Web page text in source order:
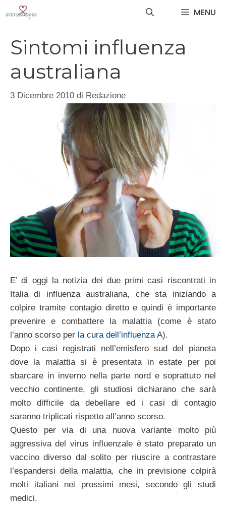
MENU
Sintomi influenza
australiana
3 Dicembre 2010 di Redazione
E’ di oggi la notizia dei due primi casi riscontrati in
Italia di influenza australiana, che sta iniziando a
colpire tramite contagio diretto e quindi è importante
prevenire e combattere la malattia (come è stato
l’anno scorso per la cura dell’influenza A).
Dopo i casi registrati nell’emisfero sud del pianeta
dove la malattia si è presentata in estate per poi
sbarcare in inverno nella parte nord e soprattuto nel
vecchio continente, gli studiosi dichiarano che sarà
molto difficile da debellare ed i casi di contagio
saranno triplicati rispetto all’anno scorso.
Questo per via di una nuova variante molto più
aggressiva del virus influenzale è stato preparato un
vaccino diverso dal solito per riuscire a contrastare
l’espandersi della malattia, che in previsione colpirà
molti italiani nei prossimi mesi, secondo gli studi
medici.